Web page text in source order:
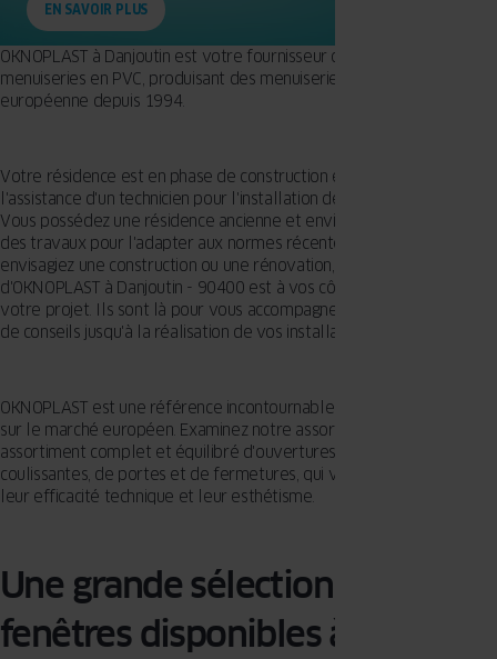
EN SAVOIR PLUS
OKNOPLAST à Danjoutin est votre fournisseur de choix pour les
menuiseries en PVC, produisant des menuiseries de qualité
européenne depuis 1994.
Votre résidence est en phase de construction et demande
l'assistance d'un technicien pour l'installation de nouveaux vitrages ?
Vous possédez une résidence ancienne et envisagez de commencer
des travaux pour l'adapter aux normes récentes ? Que vous
envisagiez une construction ou une rénovation, l'équipe qualifiée
d'OKNOPLAST à Danjoutin - 90400 est à vos côtés pour réaliser
votre projet. Ils sont là pour vous accompagner, depuis la période
de conseils jusqu'à la réalisation de vos installations de menuiserie.
OKNOPLAST est une référence incontournable des menuiseries PVC
sur le marché européen. Examinez notre assortiment pour un
assortiment complet et équilibré d'ouvertures, de baies
coulissantes, de portes et de fermetures, qui vous enchanteront par
leur efficacité technique et leur esthétisme.
Une grande sélection de
fenêtres disponibles à